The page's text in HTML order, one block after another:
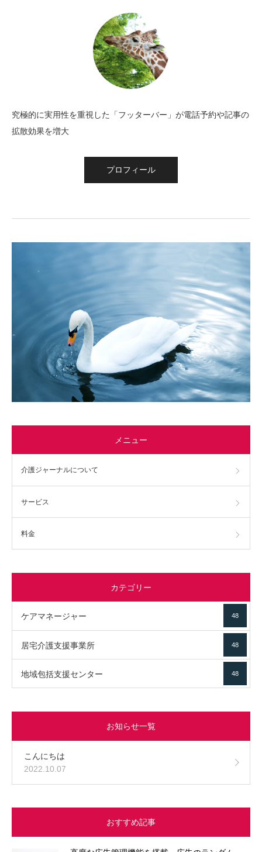
究極的に実用性を重視した「フッターバー」が電話予約や記事の
拡散効果を増大
プロフィール
メニュー
介護ジャーナルについて
サービス
料金
カテゴリー
ケアマネージャー 48
居宅介護支援事業所 48
地域包括支援センター 48
お知らせ一覧
こんにちは
2022.10.07
おすすめ記事